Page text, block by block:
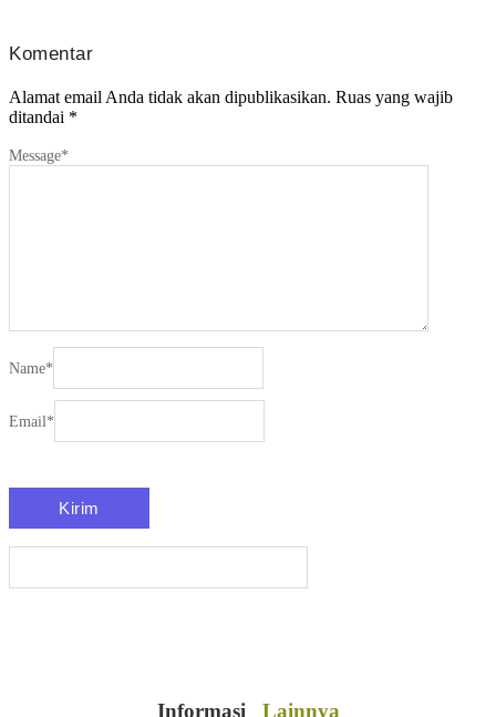
Komentar
Alamat email Anda tidak akan dipublikasikan. Ruas yang wajib
ditandai *
Message*
Name*
Email*
Informasi Lainnya